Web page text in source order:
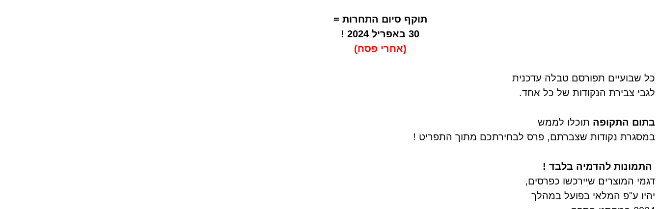
תוקף סיום התחרות =
30 באפריל 2024 !
(אחרי פסח)
כל שבועיים תפורסם טבלה עדכנית
לגבי צבירת הנקודות של כל אחד.
בתום התקופה תוכלו לממש
במסגרת נקודות שצברתם, פרס לבחירתכם מתוך התפריט !
התמונות להדמיה בלבד !
דגמי המוצרים שיירכשו כפרסים,
יהיו ע"פ המלאי בפועל במהלך